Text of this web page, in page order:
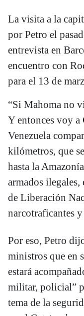
La visita a la
por Petro el
entrevista en
encuentro con
para el 13 de
“Si Mahoma no
Y entonces voy a
Venezuela
kilómetros, que
hasta la
armados
de Liberación
narcotraficantes
Por eso, Petro
ministros que en
estará
militar, policial”
tema de la